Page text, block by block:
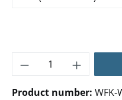
Product
Product number: